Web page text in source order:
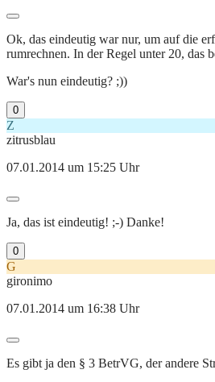
Ok, das eindeutig war nur, um auf die
rumrechnen. In der Regel unter 20, das
War's nun eindeutig? ;))
0
Z
zitrusblau
07.01.2014 um 15:25 Uhr
Ja, das ist eindeutig! ;-) Danke!
0
G
gironimo
07.01.2014 um 16:38 Uhr
Es gibt ja den § 3 BetrVG, der andere